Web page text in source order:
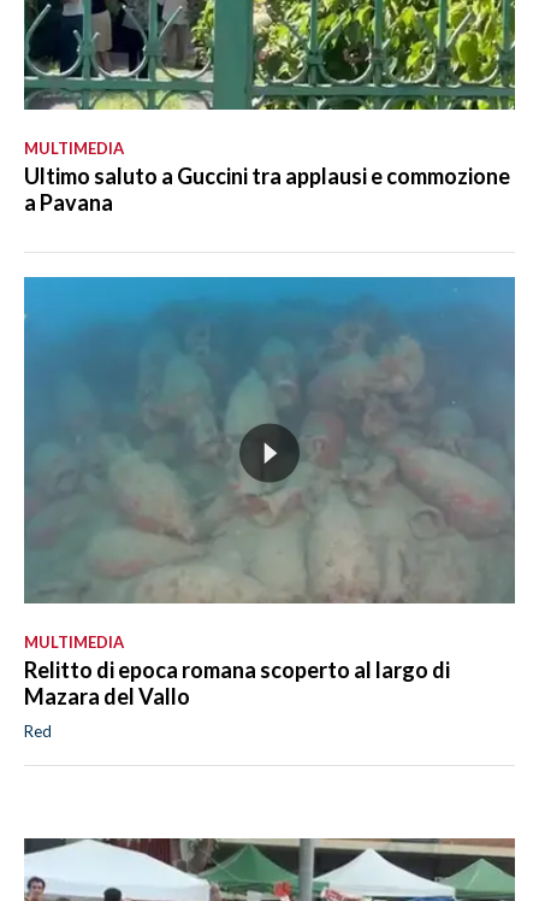
MULTIMEDIA
Ultimo saluto a Guccini tra applausi e commozione
a Pavana
MULTIMEDIA
Relitto di epoca romana scoperto al largo di
Mazara del Vallo
Red